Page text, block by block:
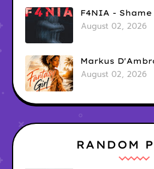
F4NIA - Shame
August 02, 2026
Markus
August 02, 2026
RANDOM